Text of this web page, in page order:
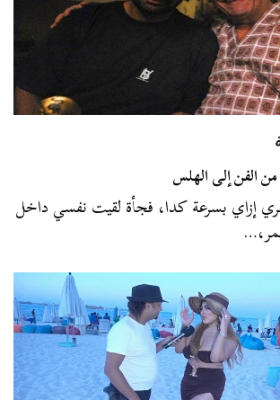
من الفن إلى الهلس
إزاي بسرعة كدا، فجأة لقيت نفسي داخل